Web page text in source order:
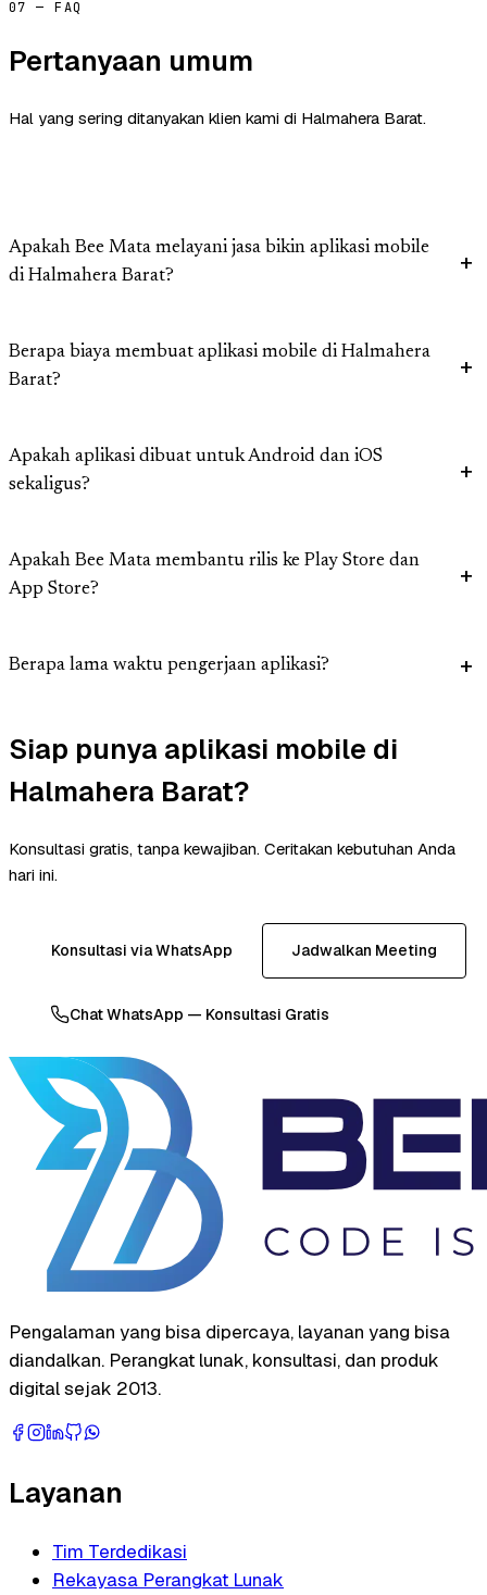
07 — FAQ
Pertanyaan umum
Hal yang sering ditanyakan klien kami di Halmahera Barat.
Apakah Bee Mata melayani jasa bikin aplikasi mobile
di Halmahera Barat?
Berapa biaya membuat aplikasi mobile di Halmahera
Barat?
Apakah aplikasi dibuat untuk Android dan iOS
sekaligus?
Apakah Bee Mata membantu rilis ke Play Store dan
App Store?
Berapa lama waktu pengerjaan aplikasi?
Siap punya aplikasi mobile di
Halmahera Barat?
Konsultasi gratis, tanpa kewajiban. Ceritakan kebutuhan Anda
hari ini.
Konsultasi via WhatsApp Jadwalkan Meeting
Chat WhatsApp — Konsultasi Gratis
Pengalaman yang bisa dipercaya, layanan yang bisa
diandalkan. Perangkat lunak, konsultasi, dan produk
digital sejak 2013.
Layanan
Tim Terdedikasi
Rekayasa Perangkat Lunak